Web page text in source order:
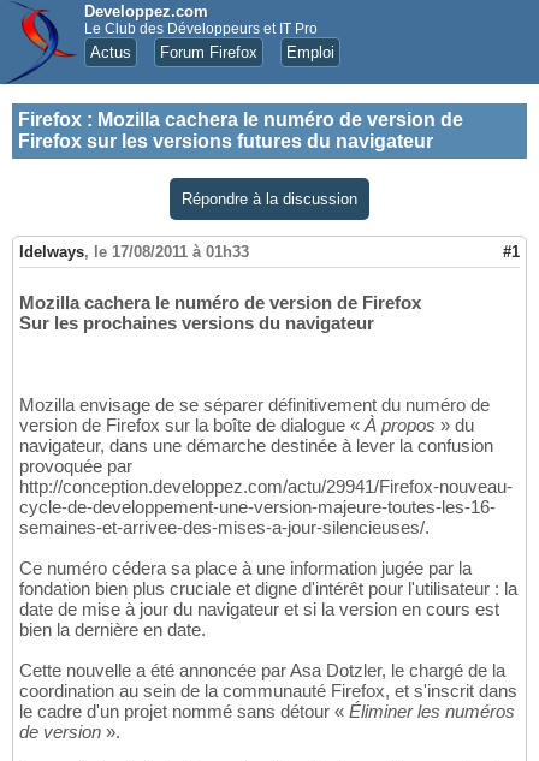
Developpez.com
Le Club des Développeurs et IT Pro
Actus Forum Firefox Emploi
Firefox : Mozilla cachera le numéro de version de
Firefox sur les versions futures du navigateur
Répondre à la discussion
Idelways, le 17/08/2011 à 01h33 #1
Mozilla cachera le numéro de version de Firefox
Sur les prochaines versions du navigateur
Mozilla envisage de se séparer définitivement du numéro de
version de Firefox sur la boîte de dialogue « À propos » du
navigateur, dans une démarche destinée à lever la confusion
provoquée par
http://conception.developpez.com/actu/29941/Firefox-nouveau-
cycle-de-developpement-une-version-majeure-toutes-les-16-
semaines-et-arrivee-des-mises-a-jour-silencieuses/.
Ce numéro cédera sa place à une information jugée par la
fondation bien plus cruciale et digne d'intérêt pour l'utilisateur : la
date de mise à jour du navigateur et si la version en cours est
bien la dernière en date.
Cette nouvelle a été annoncée par Asa Dotzler, le chargé de la
coordination au sein de la communauté Firefox, et s'inscrit dans
le cadre d'un projet nommé sans détour « Éliminer les numéros
de version ».